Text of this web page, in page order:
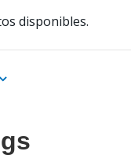
disponibles.